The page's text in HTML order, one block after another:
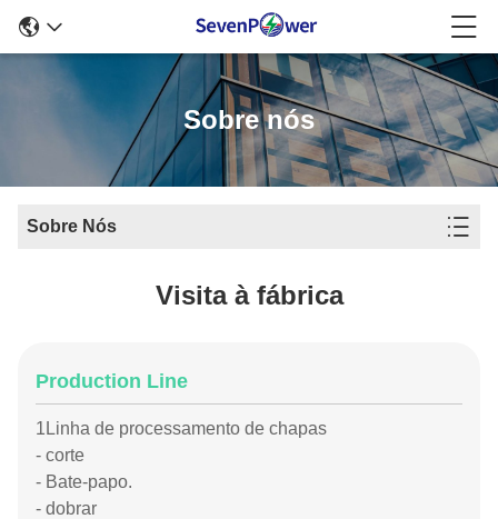
Sobre nós
Sobre Nós
Visita à fábrica
Production Line
1Linha de processamento de chapas
- corte
- Bate-papo.
- dobrar